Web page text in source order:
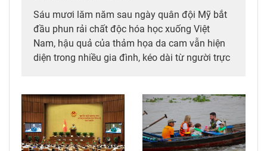
Sáu mươi lăm năm sau ngày quân đội Mỹ bắt
đầu phun rải chất độc hóa học xuống Việt
Nam, hậu quả của thảm họa da cam vẫn hiện
diện trong nhiều gia đình, kéo dài từ người trực
diễn ra tại các tòa án quốc tế mà còn cần được
tiếp tục bằng những chính sách đủ đầy hơn, để
những người sinh ra trong hòa bình không bị
bỏ lại với hậu quả của cuộc chiến mình chưa